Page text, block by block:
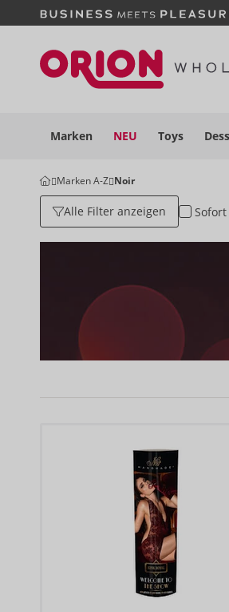
Marken NEU Toys
Marken A-Z Noir
Alle Filter anzeigen Sofort